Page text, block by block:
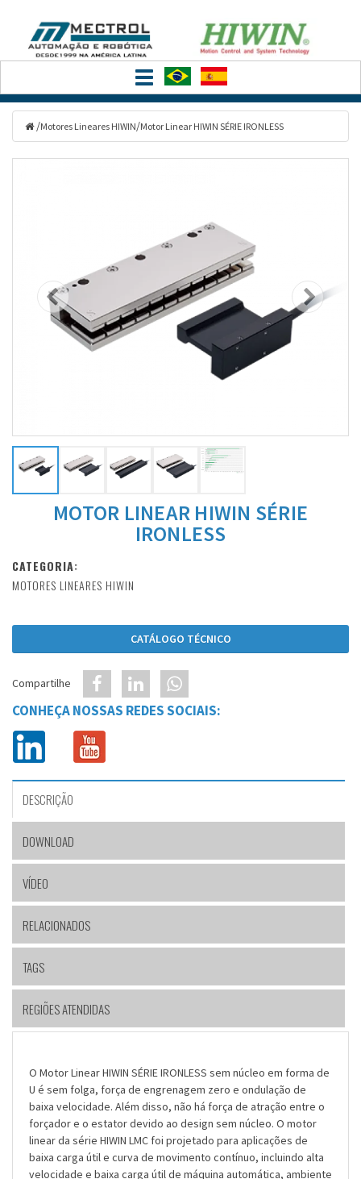
Toggle
navigation
/Motores Lineares HIWIN/Motor Linear HIWIN SÉRIE IRONLESS
MOTOR LINEAR HIWIN SÉRIE
IRONLESS
CATEGORIA:
MOTORES LINEARES HIWIN
CATÁLOGO TÉCNICO
Compartilhe
CONHEÇA NOSSAS REDES SOCIAIS:
DESCRIÇÃO
DOWNLOAD
VÍDEO
RELACIONADOS
TAGS
REGIÕES ATENDIDAS
O Motor Linear HIWIN SÉRIE IRONLESS sem núcleo em forma de
U é sem folga, força de engrenagem zero e ondulação de
baixa velocidade. Além disso, não há força de atração entre o
forçador e o estator devido ao design sem núcleo. O motor
linear da série HIWIN LMC foi projetado para aplicações de
baixa carga útil e curva de movimento contínuo, incluindo alta
velocidade e baixa carga útil de máquina automática, ambiente
Filtrar
Categorias